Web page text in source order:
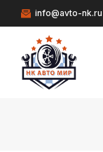
info@avto-nk.ru